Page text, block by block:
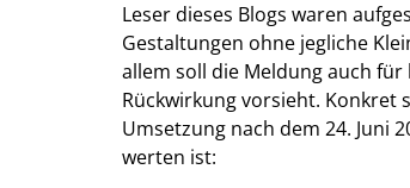
Leser dieses Blogs waren
Gestaltungen ohne jegliche
allem soll die Meldung auch
Rückwirkung vorsieht. Konkret
Umsetzung nach dem 24. Juni
werten ist: